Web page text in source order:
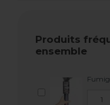
Produits
ensemble